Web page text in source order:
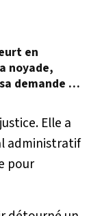
en
noyade,
demande en
Elle a
administratif
pour